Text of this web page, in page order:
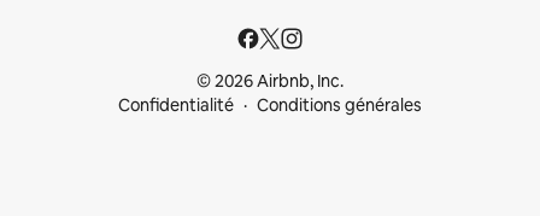
© 2026 Airbnb, Inc.
Confidentialité
Conditions générales